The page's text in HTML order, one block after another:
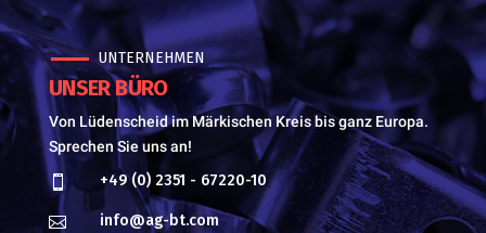
UNTERNEHMEN
UNSER BÜRO
Von Lüdenscheid im Märkischen Kreis bis ganz Europa.
Sprechen Sie uns an!
 +49 (0) 2351 - 67220-10
 info@ag-bt.com